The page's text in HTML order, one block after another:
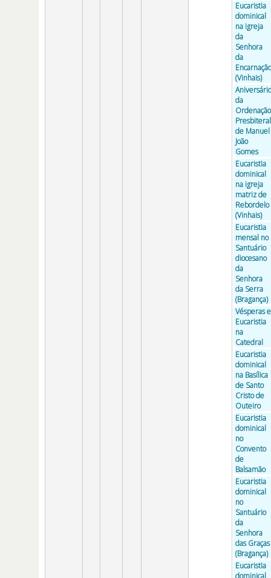
Eucaristia
dominical
na igreja
da
Senhora
da
Encarnação
(Vinhais)
Aniversário
da
Ordenação
Presbiteral
de Manuel
João
Gomes
Eucaristia
dominical
na igreja
matriz de
Rebordelo
(Vinhais)
Eucaristia
mensal no
Santuário
diocesano
da
Senhora
da Serra
(Bragança)
Vésperas e
Eucaristia
na
Catedral
Eucaristia
dominical
na Basílica
de Santo
Cristo de
Outeiro
Eucaristia
dominical
no
Convento
de
Balsamão
Eucaristia
dominical
no
Santuário
da
Senhora
das Graças
(Bragança)
Eucaristia